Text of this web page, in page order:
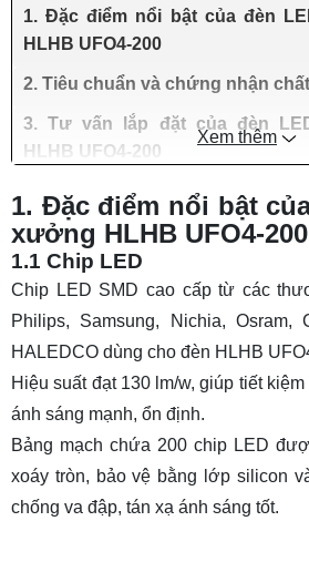
1. Đặc điểm nổi bật của đèn
HLHB UFO4-200
2. Tiêu chuẩn và chứng nhận
3. Tư vấn lắp đặt của đèn
HLHB UFO4-200
Xem thêm
1. Đặc điểm nổi bật
xưởng HLHB UFO4-200
1.1 Chip LED
Chip LED SMD cao cấp từ các
Philips, Samsung, Nichia, Osram,
HALEDCO dùng cho đèn HLHB
Hiệu suất đạt 130 lm/w, giúp tiết
ánh sáng mạnh, ổn định.
Bảng mạch chứa 200 chip LED
xoáy tròn, bảo vệ bằng lớp silicon
chống va đập, tán xạ ánh sáng tốt.